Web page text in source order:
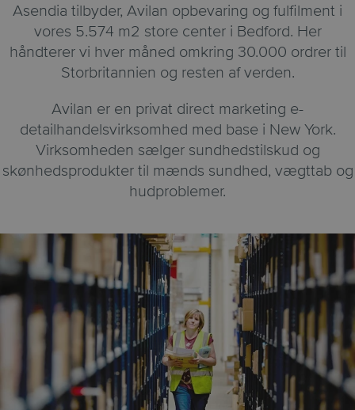
Asendia tilbyder, Avilan opbevaring og fulfilment i
vores 5.574 m2 store center i Bedford. Her
håndterer vi hver måned omkring 30.000 ordrer til
Storbritannien og resten af verden.
Avilan er en privat direct marketing e-
detailhandelsvirksomhed med base i New York.
Virksomheden sælger sundhedstilskud og
skønhedsprodukter til mænds sundhed, vægttab og
hudproblemer.